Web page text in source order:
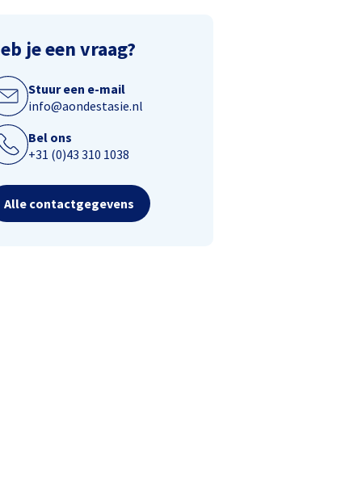
je een vraag?
Stuur een e-mail
info@aondestasie.nl
Bel ons
+31 (0)43 310 1038
Alle contactgegevens